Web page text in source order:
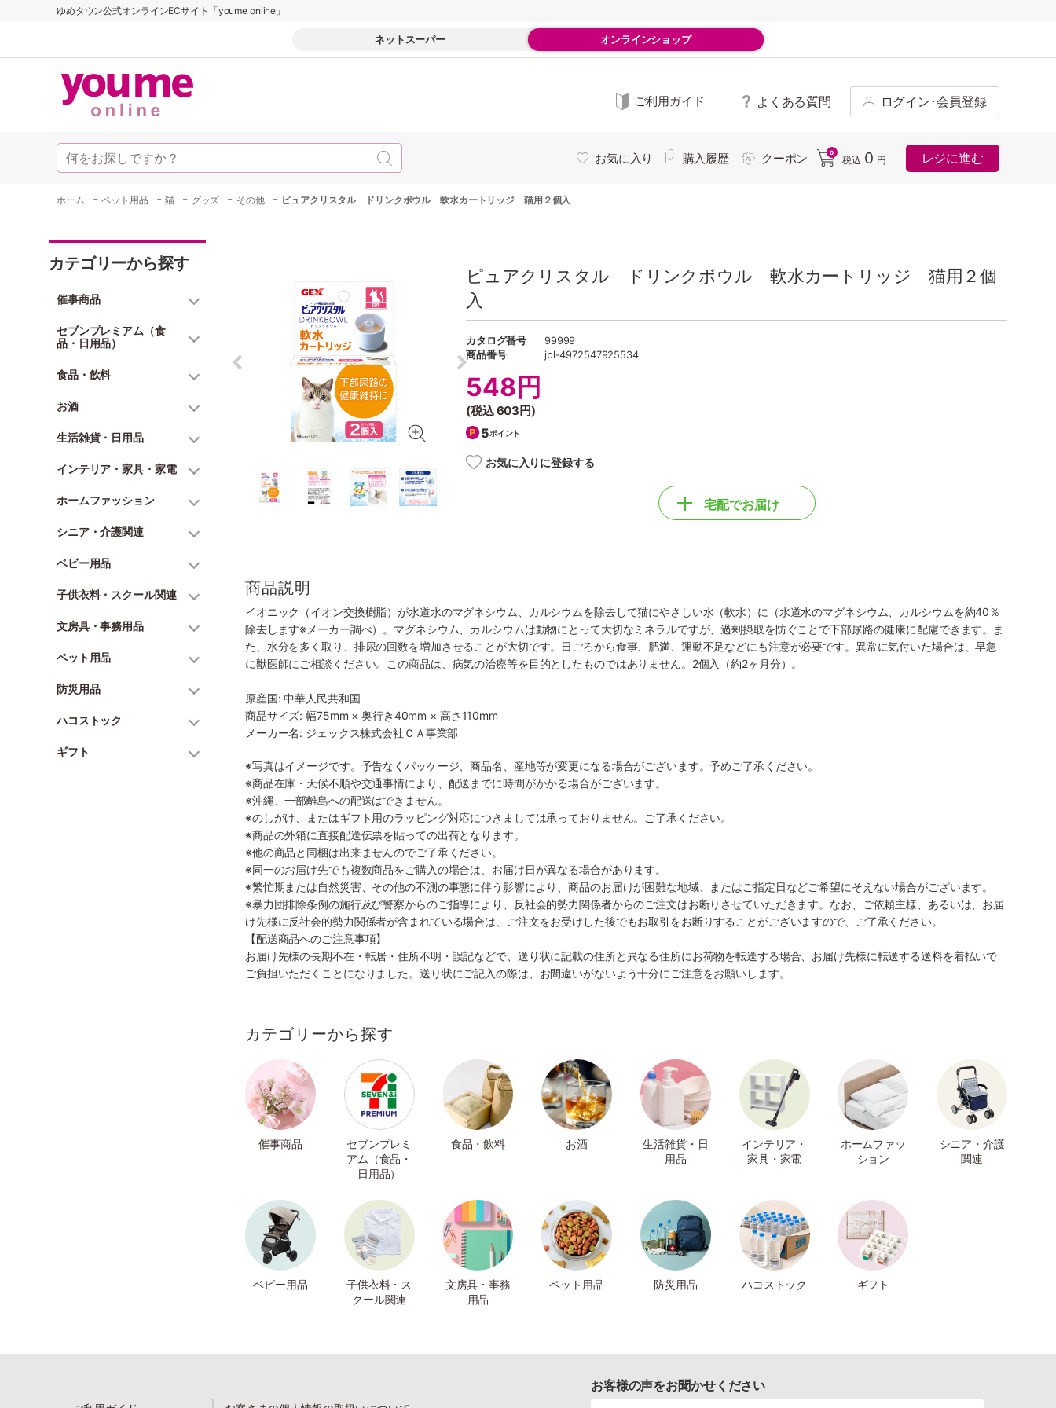
ゆめタウン公式オンラインECサイト「youme online」
ネットスーパー オンラインショップ
ご利用ガイド よくある質問 ログイン･会員登録
お気に入り 購入履歴 クーポン 0
税込 0 円 レジに進む
ホーム -ペット用品 -猫 - グッズ - その他 - ピュアクリスタル ドリンクボウル 軟水カートリッジ 猫用２個入
カテゴリーから探す
催事商品
セブンプレミアム（食
品・日用品）
食品・飲料
お酒
生活雑貨・日用品
インテリア・家具・家電
ホームファッション
シニア・介護関連
ベビー用品
子供衣料・スクール関連
文房具・事務用品
ペット用品
防災用品
ハコストック
ギフト
ピュアクリスタル ドリンクボウル 軟水カートリッジ 猫用２個
入
カタログ番号
99999
商品番号
jpl-4972547925534
548円
(税込603円)
5ポイント
お気に入りに登録する
宅配でお届け
商品説明
イオニック（イオン交換樹脂）が水道水のマグネシウム、カルシウムを除去して猫にやさしい水（軟水）に（水道水のマグネシウム、カルシウムを約40％
除去します※メーカー調べ）。マグネシウム、カルシウムは動物にとって大切なミネラルですが、過剰摂取を防ぐことで下部尿路の健康に配慮できます。ま
た、水分を多く取り、排尿の回数を増加させることが大切です。日ごろから食事、肥満、運動不足などにも注意が必要です。異常に気付いた場合は、早急
に獣医師にご相談ください。この商品は、病気の治療等を目的としたものではありません。2個入（約2ヶ月分）。
原産国: 中華人民共和国
商品サイズ: 幅75mm × 奥行き40mm × 高さ110mm
メーカー名: ジェックス株式会社ＣＡ事業部
※写真はイメージです。予告なくパッケージ、商品名、産地等が変更になる場合がございます。予めご了承ください。
※商品在庫・天候不順や交通事情により、配送までに時間がかかる場合がございます。
※沖縄、一部離島への配送はできません。
※のしがけ、またはギフト用のラッピング対応につきましては承っておりません。ご了承ください。
※商品の外箱に直接配送伝票を貼っての出荷となります。
※他の商品と同梱は出来ませんのでご了承ください。
※同一のお届け先でも複数商品をご購入の場合は、お届け日が異なる場合があります。
※繁忙期または自然災害、その他の不測の事態に伴う影響により、商品のお届けが困難な地域、またはご指定日などご希望にそえない場合がございます。
※暴力団排除条例の施行及び警察からのご指導により、反社会的勢力関係者からのご注文はお断りさせていただきます。なお、ご依頼主様、あるいは、お届
け先様に反社会的勢力関係者が含まれている場合は、ご注文をお受けした後でもお取引をお断りすることがございますので、ご了承ください。
【配送商品へのご注意事項】
お届け先様の長期不在・転居・住所不明・誤記などで、送り状に記載の住所と異なる住所にお荷物を転送する場合、お届け先様に転送する送料を着払いで
ご負担いただくことになりました。送り状にご記入の際は、お間違いがないよう十分にご注意をお願いします。
カテゴリーから探す
催事商品
セブンプレミ
アム（食品・
日用品）
食品・飲料 お酒
生活雑貨・日
用品
インテリア・
家具・家電
ホームファッ
ション
シニア・介護
関連
ベビー用品
子供衣料・ス
クール関連
文房具・事務
用品
ペット用品 防災用品 ハコストック ギフト
お客様の声をお聞かせください